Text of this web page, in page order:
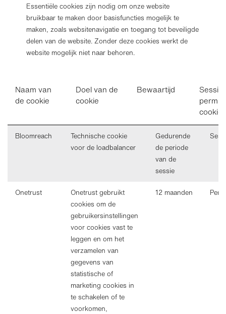
Essentiële cookies zijn nodig om onze website
bruikbaar te maken door basisfuncties mogelijk te
maken, zoals websitenavigatie en toegang tot beveiligde
delen van de website. Zonder deze cookies werkt de
website mogelijk niet naar behoren.
Naam van
de cookie
Doel van de
cookie
Bewaartijd
Sessie
cookie
Bloomreach
Technische cookie
voor de loadbalancer
Gedurende
de periode
van de
sessie
Onetrust
Onetrust gebruikt
cookies om de
gebruikersinstellingen
voor cookies vast te
leggen en om het
verzamelen van
gegevens van
statistische of
marketing cookies in
te schakelen of te
voorkomen,
12 maanden